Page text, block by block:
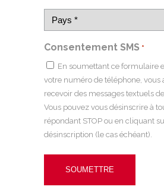
Consentement SMS *
En soumettant ce formulaire
votre numéro de téléphone, vous
recevoir des messages textuels
Vous pouvez vous désinscrire à
répondant STOP ou en cliquant
désinscription (le cas échéant).